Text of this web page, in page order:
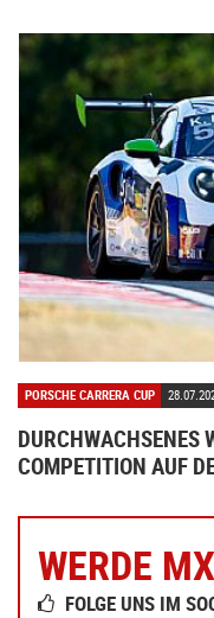
PORSCHE CARRERA CUP
DURCHWACHSENES
COMPETITION AUF
WERDE
FOLGE UNS IM